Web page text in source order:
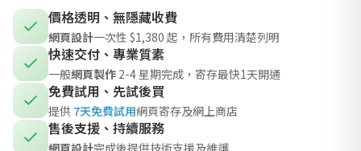
價格透明、無隱藏收費
網頁設計一次性 $1,380 起，所有費用清楚列明
快速交付、專業質素
一般網頁製作 2-4 星期完成，寄存最快1天開通
免費試用、先試後買
提供 7天免費試用網頁寄存及網上商店
售後支援、持續服務
網頁設計完成後提供技術支援及維護